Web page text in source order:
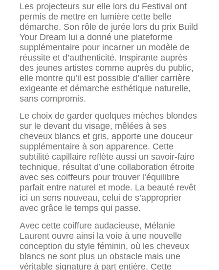
Les projecteurs sur elle lors du Festival ont
permis de mettre en lumière cette belle
démarche. Son rôle de jurée lors du prix Build
Your Dream lui a donné une plateforme
supplémentaire pour incarner un modèle de
réussite et d’authenticité. Inspirante auprès
des jeunes artistes comme auprès du public,
elle montre qu’il est possible d’allier carrière
exigeante et démarche esthétique naturelle,
sans compromis.
Le choix de garder quelques mèches blondes
sur le devant du visage, mêlées à ses
cheveux blancs et gris, apporte une douceur
supplémentaire à son apparence. Cette
subtilité capillaire reflète aussi un savoir-faire
technique, résultat d’une collaboration étroite
avec ses coiffeurs pour trouver l’équilibre
parfait entre naturel et mode. La beauté revêt
ici un sens nouveau, celui de s’approprier
avec grâce le temps qui passe.
Avec cette coiffure audacieuse, Mélanie
Laurent ouvre ainsi la voie à une nouvelle
conception du style féminin, où les cheveux
blancs ne sont plus un obstacle mais une
véritable signature à part entière. Cette